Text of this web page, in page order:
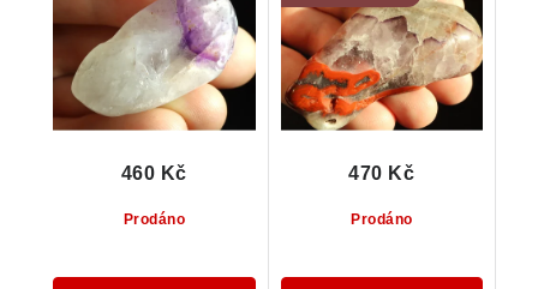
Prodáno
460 Kč
Prodáno
470 Kč